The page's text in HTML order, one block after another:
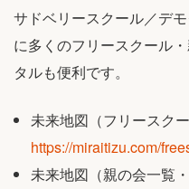
サドベリースクール／デ
に多くのフリースクール
タルも便利です。
未来地図（フリースク
https://miraitizu.com/
未来地図（親の会一覧